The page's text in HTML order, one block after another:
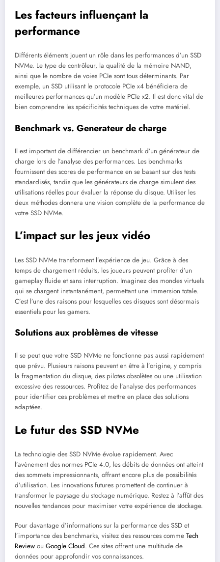
Les facteurs influençant la
performance
Différents éléments jouent un rôle dans les performances d’un SSD
NVMe. Le type de contrôleur, la qualité de la mémoire NAND,
ainsi que le nombre de voies PCIe sont tous déterminants. Par
exemple, un SSD utilisant le protocole PCIe x4 bénéficiera de
meilleures performances qu’un modèle PCIe x2. Il est donc vital de
bien comprendre les spécificités techniques de votre matériel.
Benchmark vs. Generateur de charge
Il est important de différencier un benchmark d’un générateur de
charge lors de l’analyse des performances. Les benchmarks
fournissent des scores de performance en se basant sur des tests
standardisés, tandis que les générateurs de charge simulent des
utilisations réelles pour évaluer la réponse du disque. Utiliser les
deux méthodes donnera une vision complète de la performance de
votre SSD NVMe.
L’impact sur les jeux vidéo
Les SSD NVMe transforment l’expérience de jeu. Grâce à des
temps de chargement réduits, les joueurs peuvent profiter d’un
gameplay fluide et sans interruption. Imaginez des mondes virtuels
qui se chargent instantanément, permettant une immersion totale.
C’est l’une des raisons pour lesquelles ces disques sont désormais
essentiels pour les gamers.
Solutions aux problèmes de vitesse
Il se peut que votre SSD NVMe ne fonctionne pas aussi rapidement
que prévu. Plusieurs raisons peuvent en être à l’origine, y compris
la fragmentation du disque, des pilotes obsolètes ou une utilisation
excessive des ressources. Profitez de l’analyse des performances
pour identifier ces problèmes et mettre en place des solutions
adaptées.
Le futur des SSD NVMe
La technologie des SSD NVMe évolue rapidement. Avec
l’avènement des normes PCIe 4.0, les débits de données ont atteint
des sommets impressionnants, offrant encore plus de possibilités
d’utilisation. Les innovations futures promettent de continuer à
transformer le paysage du stockage numérique. Restez à l’affût des
nouvelles tendances pour maximiser votre expérience de stockage.
Pour davantage d’informations sur la performance des SSD et
l’importance des benchmarks, visitez des ressources comme Tech
Review ou Google Cloud. Ces sites offrent une multitude de
données pour approfondir vos connaissances.